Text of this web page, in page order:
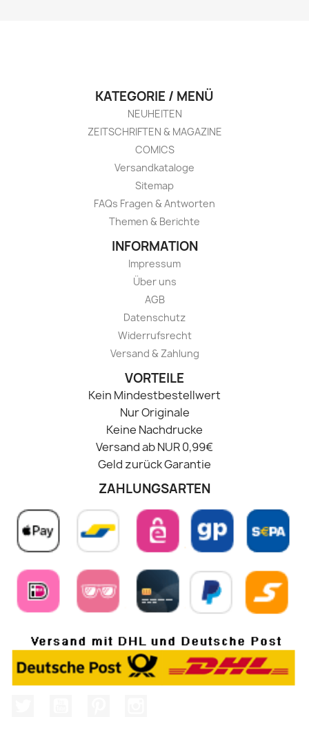
KATEGORIE / MENÜ
NEUHEITEN
ZEITSCHRIFTEN & MAGAZINE
COMICS
Versandkataloge
Sitemap
FAQs Fragen & Antworten
Themen & Berichte
INFORMATION
Impressum
Über uns
AGB
Datenschutz
Widerrufsrecht
Versand & Zahlung
VORTEILE
Kein Mindestbestellwert
Nur Originale
Keine Nachdrucke
Versand ab NUR 0,99€
Geld zurück Garantie
ZAHLUNGSARTEN